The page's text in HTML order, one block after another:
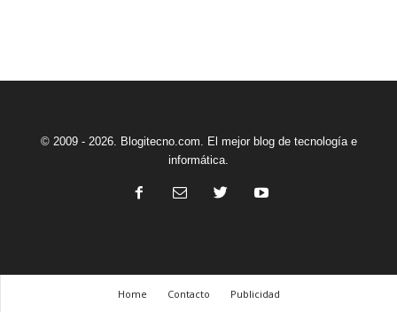
© 2009 - 2026. Blogitecno.com. El mejor blog de tecnología e
informática.
Home Contacto Publicidad